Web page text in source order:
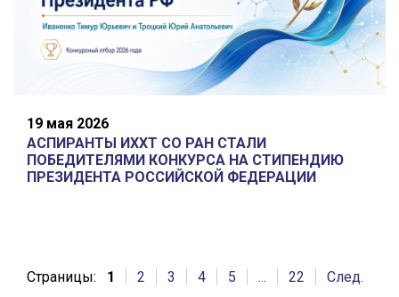
19 мая 2026
АСПИРАНТЫ ИХХТ СО РАН СТАЛИ
ПОБЕДИТЕЛЯМИ КОНКУРСА НА СТИПЕНДИЮ
ПРЕЗИДЕНТА РОССИЙСКОЙ ФЕДЕРАЦИИ
Страницы: 1 2 3 4 5 ... 22 След.